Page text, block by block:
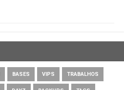
BASES VIPS TRABALHOS